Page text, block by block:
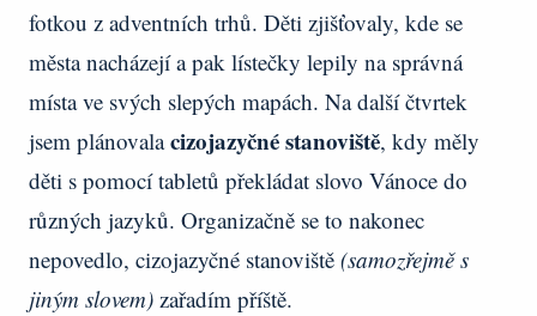
fotkou z adventních trhů. Děti zjišťovaly, kde se
města nacházejí a pak lístečky lepily na správná
místa ve svých slepých mapách. Na další čtvrtek
jsem plánovalacizojazyčné stanoviště, kdy měly
děti s pomocí tabletů překládat slovo Vánoce do
různých jazyků. Organizačně se to nakonec
nepovedlo, cizojazyčné stanoviště (samozřejmě s
jiným slovem) zařadím příště.